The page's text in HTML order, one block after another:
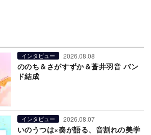
インタビュー 2026.08.08
ののち＆さがすずか＆蒼井羽音 バン
ド結成
インタビュー 2026.08.07
いのうつは×奏が語る、音割れの美学